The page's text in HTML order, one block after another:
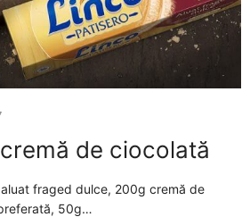
de ciocolată
fraged dulce, 200g cremă de
50g…